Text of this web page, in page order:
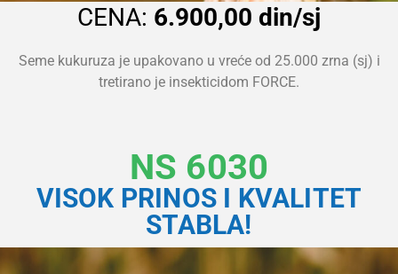
CENA: 6.900,00 din/sj
Seme kukuruza je upakovano u vreće od 25.000 zrna (sj) i
tretirano je insekticidom FORCE.
NS 6030
VISOK PRINOS I KVALITET
STABLA!